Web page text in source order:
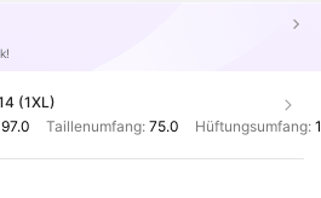
(1XL)
97.0 Taillenumfang: 75.0 Hüftungsumfang: